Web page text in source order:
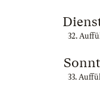
32.
33.